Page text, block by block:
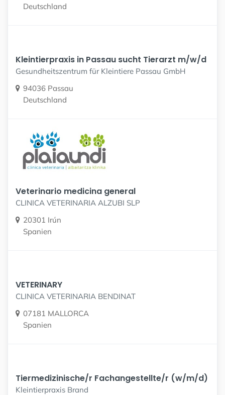
Deutschland
Kleintierpraxis in Passau sucht Tierarzt m/w/d
Gesundheitszentrum für Kleintiere Passau GmbH
94036 Passau
Deutschland
Veterinario medicina general
CLINICA VETERINARIA ALZUBI SLP
20301 Irún
Spanien
VETERINARY
CLINICA VETERINARIA BENDINAT
07181 MALLORCA
Spanien
Tiermedizinische/r Fachangestellte/r (w/m/d)
Kleintierpraxis Brand